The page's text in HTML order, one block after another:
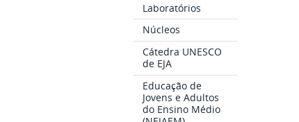
Laboratórios
Núcleos
Cátedra UNESCO
de EJA
Educação de
Jovens e Adultos
do Ensino Médio